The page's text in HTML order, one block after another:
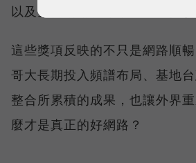
以及全台網路在線率 No.1 多項
這些獎項反映的不只是網路順
哥大長期投入頻譜布局、基地
整合所累積的成果，也讓外界
麼才是真正的好網路？